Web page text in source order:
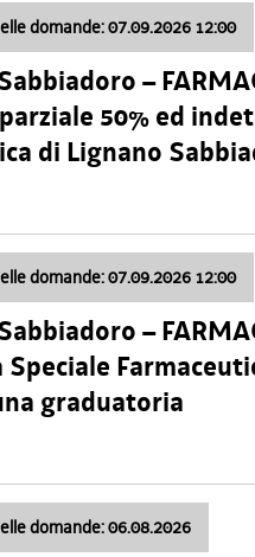
domande: 07.09.2026 12:00
–
50% ed
di Lignano
domande: 07.09.2026 12:00
–
Speciale
graduatoria
domande: 06.08.2026